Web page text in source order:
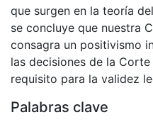
que surgen en la teoría
se concluye que nuestra
consagra un positivismo
las decisiones de la
requisito para la validez
Palabras clave